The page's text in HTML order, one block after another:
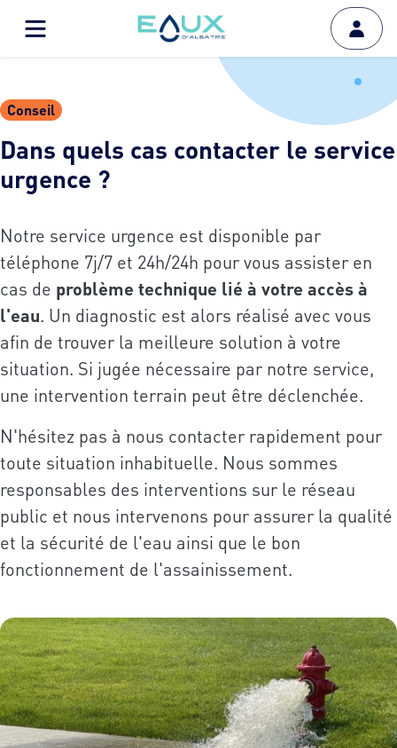
Conseil
Dans quels cas contacter le service
urgence ?
Notre service urgence est disponible par
téléphone 7j/7 et 24h/24h pour vous assister en
cas de problème technique lié à votre accès à
l'eau. Un diagnostic est alors réalisé avec vous
afin de trouver la meilleure solution à votre
situation. Si jugée nécessaire par notre service,
une intervention terrain peut être déclenchée.
N'hésitez pas à nous contacter rapidement pour
toute situation inhabituelle. Nous sommes
responsables des interventions sur le réseau
public et nous intervenons pour assurer la qualité
et la sécurité de l'eau ainsi que le bon
fonctionnement de l'assainissement.